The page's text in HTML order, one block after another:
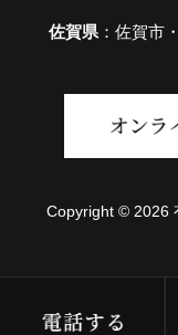
佐賀県：佐賀市
Copyright © 2026